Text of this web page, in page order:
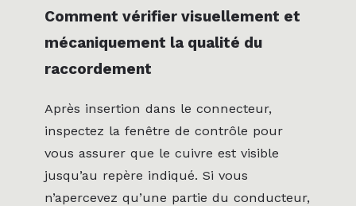
Comment vérifier visuellement et
mécaniquement la qualité du
raccordement
Après insertion dans le connecteur,
inspectez la fenêtre de contrôle pour
vous assurer que le cuivre est visible
jusqu’au repère indiqué. Si vous
n’apercevez qu’une partie du conducteur,